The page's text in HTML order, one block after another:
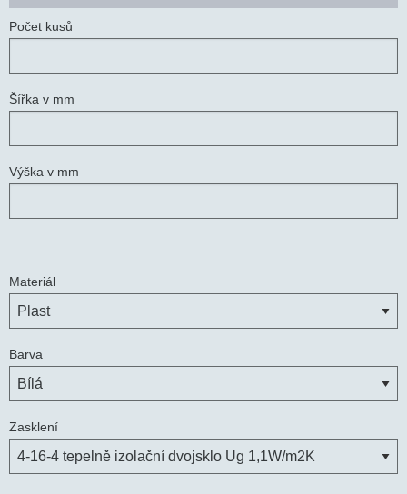
Počet kusů
Šířka v mm
Výška v mm
Materiál
Barva
Zasklení